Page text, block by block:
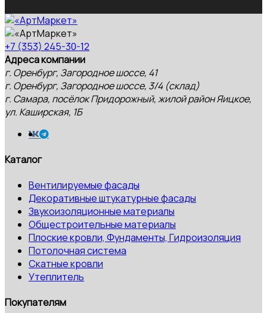
+7 (353) 245-30-12
Адреса компании
г. Оренбург, Загородное шоссе, 41
г. Оренбург, Загородное шоссе, 3/4 (склад)
г. Самара, посёлок Придорожный, жилой район Яицкое,
ул. Каширская, 1Б
Каталог
Вентилируемые фасады
Декоративные штукатурные фасады
Звукоизоляционные материалы
Общестроительные материалы
Плоские кровли, Фундаменты, Гидроизоляция
Потолочная система
Скатные кровли
Утеплитель
Покупателям